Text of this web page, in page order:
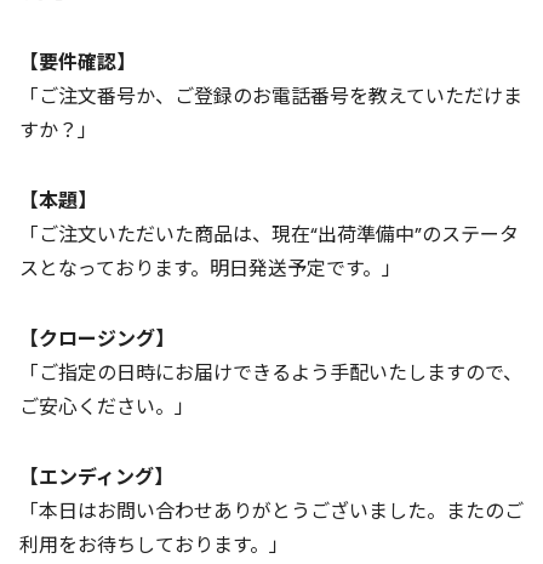
【要件確認】
「ご注文番号か、ご登録のお電話番号を教えていただけま
すか？」
【本題】
「ご注文いただいた商品は、現在“出荷準備中”のステータ
スとなっております。明日発送予定です。」
【クロージング】
「ご指定の日時にお届けできるよう手配いたしますので、
ご安心ください。」
【エンディング】
「本日はお問い合わせありがとうございました。またのご
利用をお待ちしております。」